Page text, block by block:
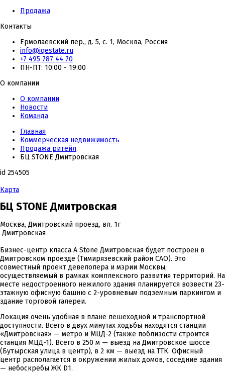
Продажа
Контакты
Ермолаевский пер., д. 5, с. 1, Москва, Россия
info@iqestate.ru
+7 495 787 44 70
ПН-ПТ: 10:00 - 19:00
О компании
О компании
Новости
Команда
Главная
Коммерческая недвижимость
Продажа ритейл
БЦ STONE Дмитровская
id 254505
Карта
БЦ STONE Дмитровская
Москва, Дмитровский проезд, вл. 1г
Дмитровская
Бизнес-центр класса А Stоne Дмитровская будет построен в
Дмитровском проезде (Тимирязевский район САО). Это
совместный проект девелопера и мэрии Москвы,
осуществляемый в рамках комплексного развития территорий. На
месте недостроенного нежилого здания планируется возвести 23-
этажную офисную башню с 2-уровневым подземным паркингом и
здание торговой галереи.
Локация очень удобная в плане пешеходной и транспортной
доступности. Всего в двух минутах ходьбы находятся станции
«Дмитровская» — метро и МЦД-2 (также поблизости строится
станция МЦД-1). Всего в 250 м — выезд на Дмитровское шоссе
(Бутырская улица в центр), в 2 км — выезд на ТТК. Офисный
центр располагается в окружении жилых домов, соседние здания
— небоскребы ЖК D1.